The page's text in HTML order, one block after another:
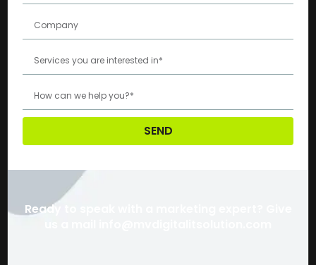
SEND
Ready to speak with a marketing expert? Give